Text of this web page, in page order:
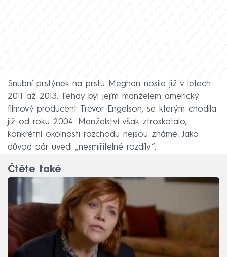
Snubní prstýnek na prstu Meghan nosila již v letech
2011 až 2013. Tehdy byl jejím manželem americký
filmový producent Trevor Engelson, se kterým chodila
již od roku 2004. Manželství však ztroskotalo,
konkrétní okolnosti rozchodu nejsou známé. Jako
důvod pár uvedl „nesmiřitelné rozdíly“.
Čtěte také